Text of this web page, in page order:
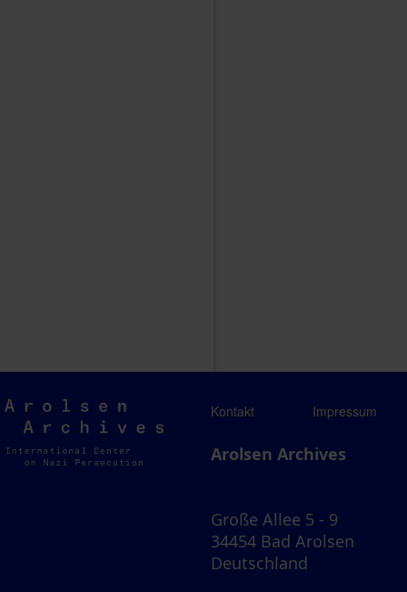
Arolsen
Archives
Kontakt Impressum
Arolsen Archives
Große Allee 5 - 9
34454 Bad Arolsen
Deutschland